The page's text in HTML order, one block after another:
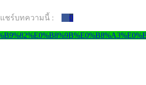
แชร์บทความนี้ : 0